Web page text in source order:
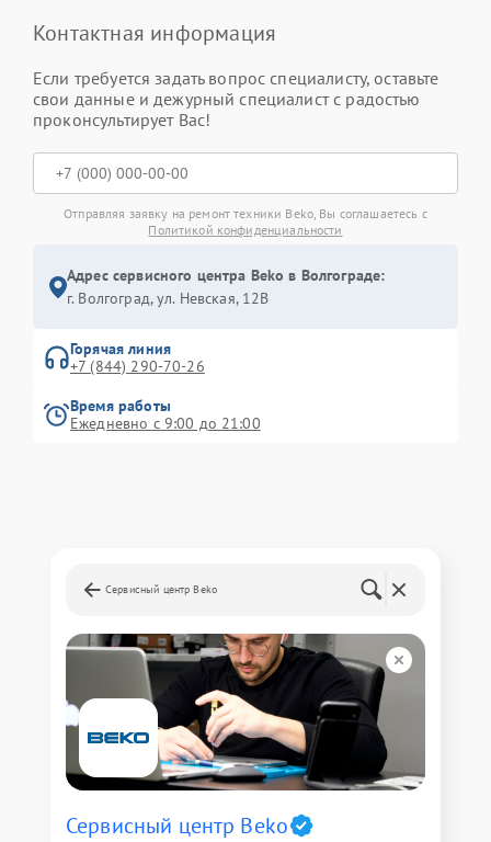
Контактная информация
Если требуется задать вопрос специалисту, оставьте
свои данные и дежурный специалист с радостью
проконсультирует Вас!
Отправляя заявку на ремонт техники Beko, Вы соглашаетесь с
Политикой конфиденциальности
Адрес сервисного центра Beko в Волгограде:
г. Волгоград, ул. Невская, 12В
Горячая линия
+7 (844) 290-70-26
Время работы
Ежедневно с 9:00 до 21:00
Сервисный центр Beko
Сервисный центр Beko